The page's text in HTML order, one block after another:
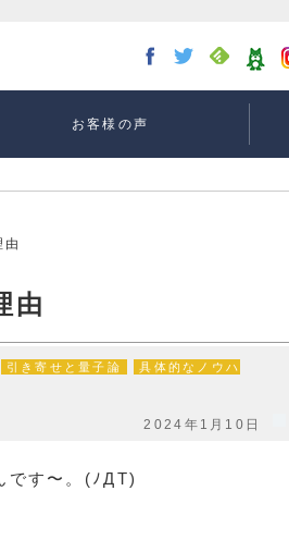
お客様の声
由
引き寄せと量子論 具体的なノウハ
2024年1月10日
です〜。(ﾉДT)